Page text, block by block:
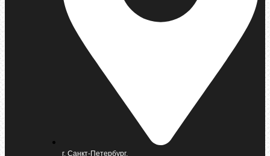
г. Санкт-Петербург,